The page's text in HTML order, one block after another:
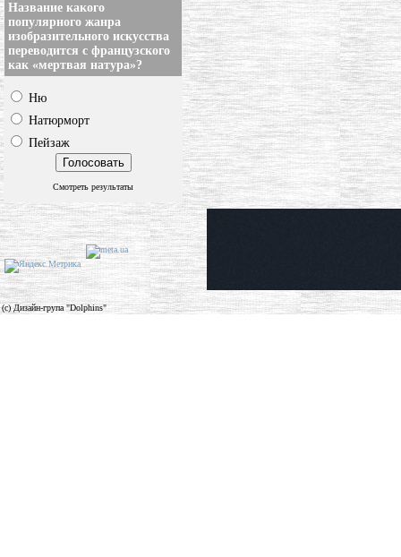
Название какого
популярного жанра
изобразительного искусства
переводится с французского
как «мертвая натура»?
Ню
Натюрморт
Пейзаж
Смотреть результаты
(c) Дизайн-група "Dolphins"